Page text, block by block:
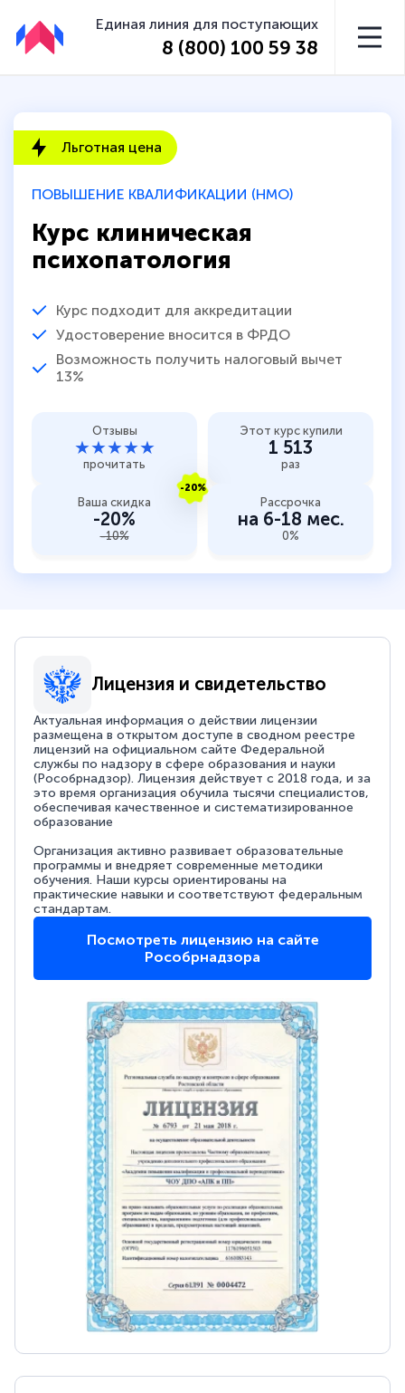
Единая линия для поступающих
8 (800) 100 59 38
ПОВЫШЕНИЕ КВАЛИФИКАЦИИ (НМО)
Курс клиническая
психопатология
Курс подходит для аккредитации
Удостоверение вносится в ФРДО
Возможность получить налоговый вычет
13%
Льготная цена
Отзывы
★★★★★
прочитать
Этот курс купили
1 513
раз
-20%
Ваша скидка
-20%
-10%
Рассрочка
на 6-18 мес.
0%
Лицензия и свидетельство
Актуальная информация о действии лицензии
размещена в открытом доступе в сводном реестре
лицензий на официальном сайте Федеральной
службы по надзору в сфере образования и науки
(Рособрнадзор). Лицензия действует с 2018 года, и за
это время организация обучила тысячи специалистов,
обеспечивая качественное и систематизированное
образование
Организация активно развивает образовательные
программы и внедряет современные методики
обучения. Наши курсы ориентированы на
практические навыки и соответствуют федеральным
стандартам.
Посмотреть лицензию на сайте
Рособрнадзора